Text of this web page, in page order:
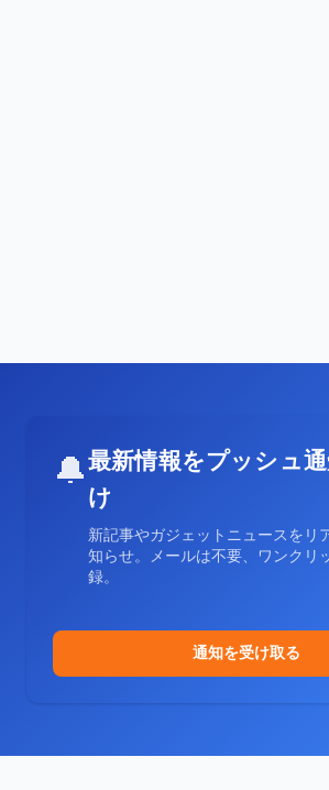
🔔最新情報をプッシュ
け
新記事やガジェットニュースをリ
知らせ。メールは不要、ワンクリ
録。
通知を受け取る